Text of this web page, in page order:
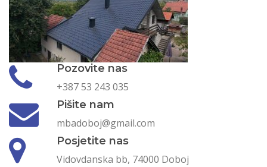
Pozovite nas
+387 53 243 035
Pišite nam
mbadoboj@gmail.com
Posjetite nas
Vidovdanska bb, 74000 Doboj